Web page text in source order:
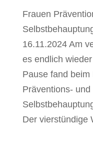
Frauen
16.11.2024 Am
es endlich
Pause fand beim
Präventions- und
Der vierstündige